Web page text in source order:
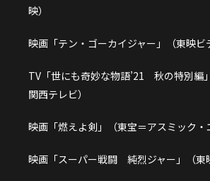
映）
映画「テン・ゴーカイジャー」（東映ビ
TV「世にも奇妙な物語’21 秋の特別編
関西テレビ）
映画「燃えよ剣」（東宝＝アスミック・
映画「スーパー戦闘 純烈ジャー」（東